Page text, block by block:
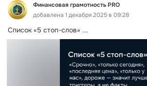
Финансовая грамотность PRO
добавлена 1 декабря 2025 в 09:28
Список «5 стоп-слов» ...